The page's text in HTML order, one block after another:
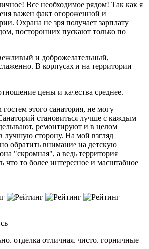
Все необходимое рядом! Так как я
важен факт огороженной и
Охрана не зря получает зарплату
посторонних пускают только по
и доброжелательный,
В корпусах и на территории
цены и качества среднее.
этого санатория, не могу
становиться лучше с каждым
ремонтируют и в целом
лучшую сторону. На мой взгляд
обратить внимание на детскую
"скромная", а ведь территория
что то более интересное и масштабное
отделка отличная. чисто. горничные